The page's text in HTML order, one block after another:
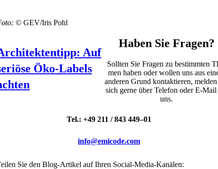
© GEV/Iris Pohl
Auf
Öko-Labels
Haben Sie Fragen?
Soll­ten Sie Fra­gen zu bestimm­ten
men haben oder wol­len uns aus
ande­ren Grund kon­tak­tie­ren,
sich ger­ne über Tele­fon oder
uns.
Tel.: +49 211 / 843 449–01
info@emicode.com
Sie den Blog-Arti­kel auf Ihren Social-Media-Kanä­len: